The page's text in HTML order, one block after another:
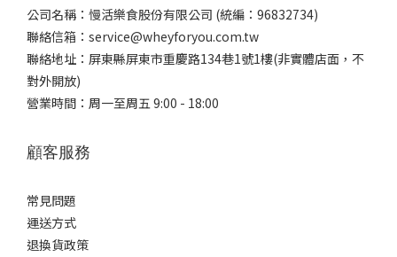
公司名稱：慢活樂食股份有限公司 (統編：96832734)
聯絡信箱：service@wheyforyou.com.tw
聯絡地址：屏東縣屏東市重慶路134巷1號1樓(非實體店面，不
對外開放)
營業時間：周一至周五 9:00 - 18:00
顧客服務
常見問題
運送方式
退換貨政策